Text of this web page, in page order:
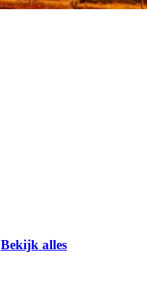
Bekijk alles